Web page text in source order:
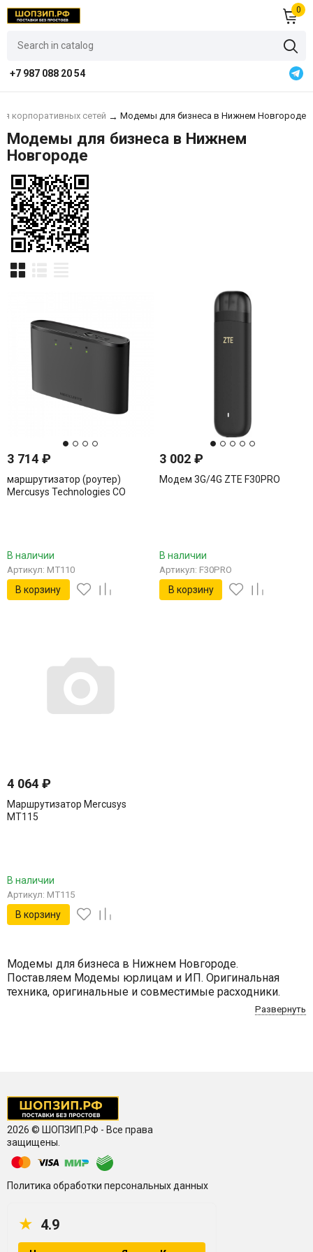
0
+7 987 088 20 54
корпоративных сетей → Модемы для бизнеса в Нижнем Новгороде
Модемы для бизнеса в Нижнем
Новгороде
3 714 ₽
маршрутизатор (роутер)
Mercusys Technologies CO
В наличии
Артикул: MT110
В корзину
3 002₽
Модем 3G/4G ZTE F30PRO
В наличии
Артикул: F30PRO
В корзину
4 064 ₽
Маршрутизатор Mercusys
MT115
В наличии
Артикул: MT115
В корзину
Модемы для бизнеса в Нижнем Новгороде.
Поставляем Модемы юрлицам и ИП. Оригинальная
техника, оригинальные и совместимые расходники.
Развернуть
2026 © ШОПЗИП.РФ - Все права
защищены.
Политика обработки персональных данных
★ 4.9